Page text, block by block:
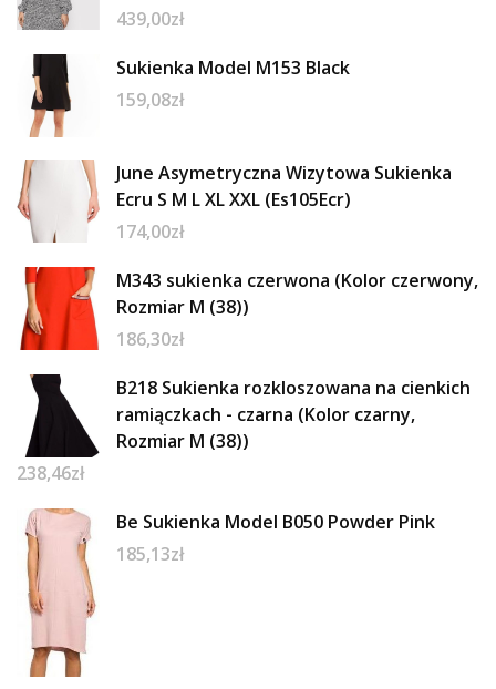
439,00zł
Sukienka Model M153 Black
159,08zł
June Asymetryczna Wizytowa Sukienka
Ecru S M L XL XXL (Es105Ecr)
174,00zł
M343 sukienka czerwona (Kolor czerwony,
Rozmiar M (38))
186,30zł
B218 Sukienka rozkloszowana na cienkich
ramiączkach - czarna (Kolor czarny,
Rozmiar M (38))
238,46zł
Be Sukienka Model B050 Powder Pink
185,13zł